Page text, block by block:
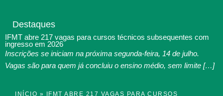
Destaques
IFMT abre 217 vagas para cursos técnicos subsequentes com
ingresso em 2026
Inscrições se iniciam na próxima segunda-feira, 14 de julho.
Vagas são para quem já concluiu o ensino médio, sem limite […]
INÍCIO » IFMT ABRE 217 VAGAS PARA CURSOS